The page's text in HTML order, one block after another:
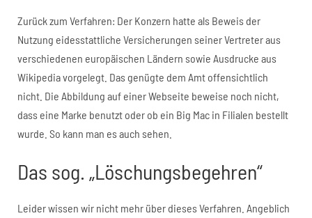
Zurück zum Verfahren: Der Konzern hatte als Beweis der
Nutzung eidesstattliche Versicherungen seiner Vertreter aus
verschiedenen europäischen Ländern sowie Ausdrucke aus
Wikipedia vorgelegt. Das genügte dem Amt offensichtlich
nicht. Die Abbildung auf einer Webseite beweise noch nicht,
dass eine Marke benutzt oder ob ein Big Mac in Filialen bestellt
wurde. So kann man es auch sehen.
Das sog. „Löschungsbegehren“
Leider wissen wir nicht mehr über dieses Verfahren. Angeblich